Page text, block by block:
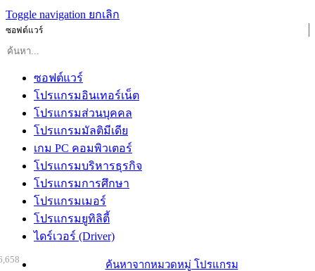
Toggle navigation ยกเลิก
ซอฟต์แวร์
ซอฟต์แวร์
โปรแกรมอินเทอร์เน็ต
โปรแกรมส่วนบุคคล
โปรแกรมมัลติมีเดีย
เกม PC คอมพิวเตอร์
โปรแกรมบริหารธุรกิจ
โปรแกรมการศึกษา
โปรแกรมเมอร์
โปรแกรมยูทิลิตี้
ไดร์เวอร์ (Driver)
ค้นหาจากหมวดหมู่ โปรแกรม